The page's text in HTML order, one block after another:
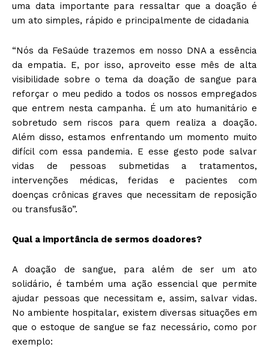
uma data importante para ressaltar que a doação é
um ato simples, rápido e principalmente de cidadania
“Nós da FeSaúde trazemos em nosso DNA a essência
da empatia. E, por isso, aproveito esse mês de alta
visibilidade sobre o tema da doação de sangue para
reforçar o meu pedido a todos os nossos empregados
que entrem nesta campanha. É um ato humanitário e
sobretudo sem riscos para quem realiza a doação.
Além disso, estamos enfrentando um momento muito
difícil com essa pandemia. E esse gesto pode salvar
vidas de pessoas submetidas a tratamentos,
intervenções médicas, feridas e pacientes com
doenças crônicas graves que necessitam de reposição
ou transfusão”.
Qual a importância de sermos doadores?
A doação de sangue, para além de ser um ato
solidário, é também uma ação essencial que permite
ajudar pessoas que necessitam e, assim, salvar vidas.
No ambiente hospitalar, existem diversas situações em
que o estoque de sangue se faz necessário, como por
exemplo: